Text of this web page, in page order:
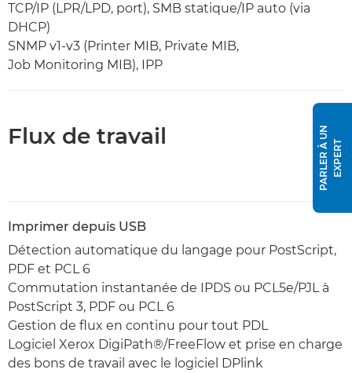
TCP/IP (LPR/LPD, port), SMB statique/IP auto (via
DHCP)
SNMP v1-v3 (Printer MIB, Private MIB,
Job Monitoring MIB), IPP
Flux de travail
Imprimer depuis USB
Détection automatique du langage pour PostScript,
PDF et PCL 6
Commutation instantanée de IPDS ou PCL5e/PJL à
PostScript 3, PDF ou PCL 6
Gestion de flux en continu pour tout PDL
Logiciel Xerox DigiPath®/FreeFlow et prise en charge
des bons de travail avec le logiciel DPlink
P
A
R
L
E
R
À
U
N
E
X
P
E
RT